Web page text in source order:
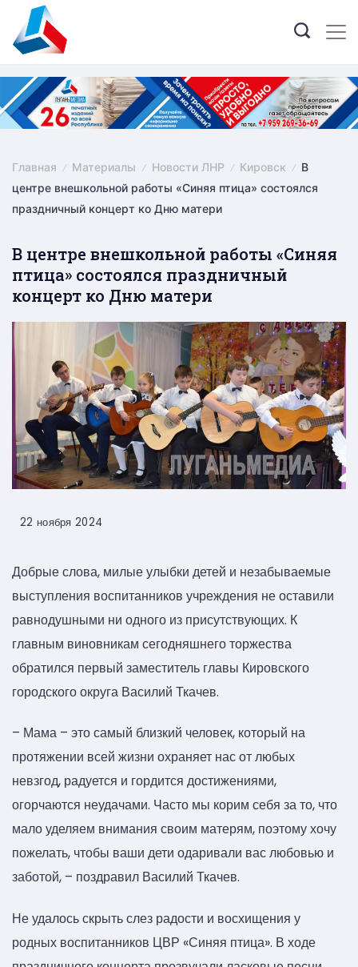
content
Главная Материалы Новости ЛНР Кировск
В
центре внешкольной работы «Синяя птица» состоялся
праздничный концерт ко Дню матери
В центре внешкольной работы «Синяя
птица» состоялся праздничный
концерт ко Дню матери
22 ноября 2024
Добрые слова, милые улыбки детей и незабываемые
выступления воспитанников учреждения не оставили
равнодушными ни одного из присутствующих. К
главным виновникам сегодняшнего торжества
обратился первый заместитель главы Кировского
городского округа Василий Ткачев.
– Мама – это самый близкий человек, который на
протяжении всей жизни охраняет нас от любых
невзгод, радуется и гордится достижениями,
огорчаются неудачами. Часто мы корим себя за то, что
мало уделяем внимания своим матерям, поэтому хочу
пожелать, чтобы ваши дети одаривали вас любовью и
заботой, – поздравил Василий Ткачев.
Не удалось скрыть слез радости и восхищения у
родных воспитанников ЦВР «Синяя птица». В ходе